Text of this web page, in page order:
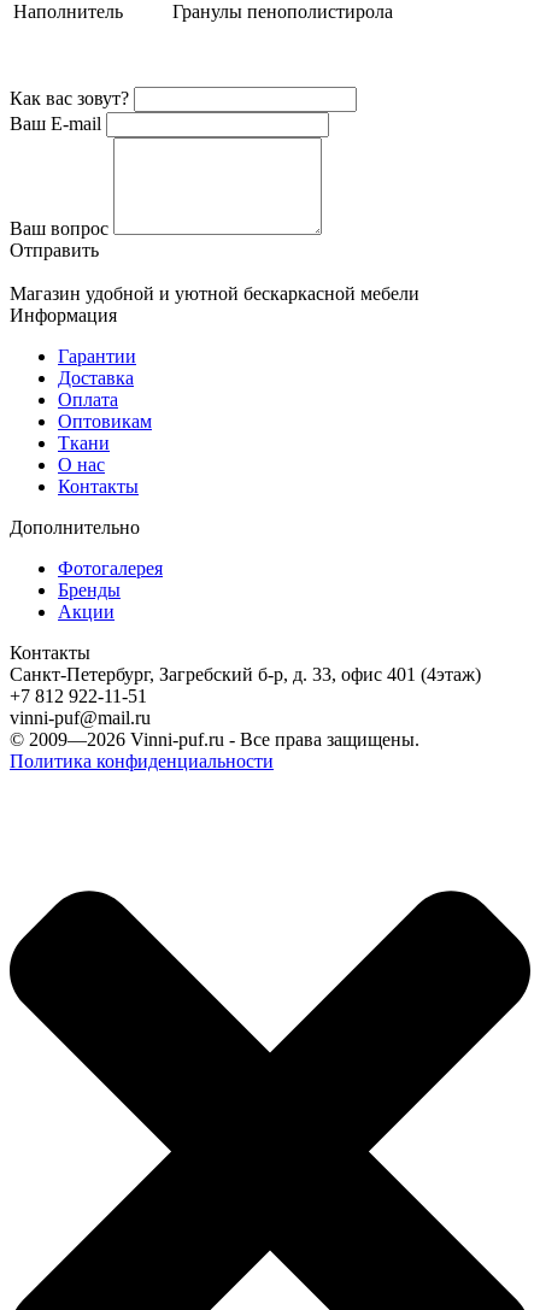
Наполнитель
Гранулы пенополистирола
Как вас зовут?
Ваш E-mail
Ваш вопрос
Отправить
Магазин удобной и уютной бескаркасной мебели
Информация
Гарантии
Доставка
Оплата
Оптовикам
Ткани
О нас
Контакты
Дополнительно
Фотогалерея
Бренды
Акции
Контакты
Санкт-Петербург, Загребский б-р, д. 33, офис 401 (4этаж)
+7 812 922-11-51
vinni-puf@mail.ru
© 2009—2026 Vinni-puf.ru - Все права защищены.
Политика конфиденциальности